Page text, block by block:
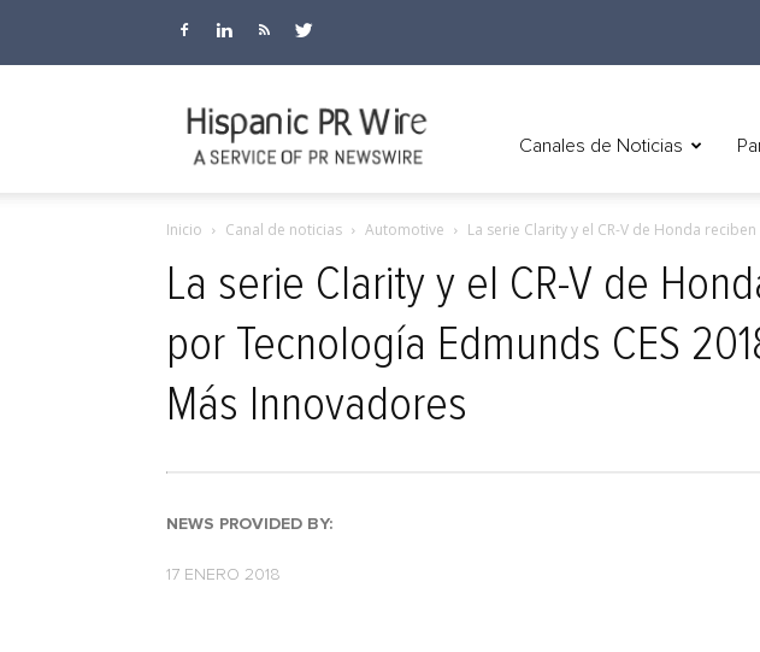
Canales de Noticias
Inicio Canal de noticias Automotive La serie Clarity y el CR-V de Honda
La serie Clarity y el CR-V de
por Tecnología Edmunds CES
Más Innovadores
NEWS PROVIDED BY:
17 ENERO 2018